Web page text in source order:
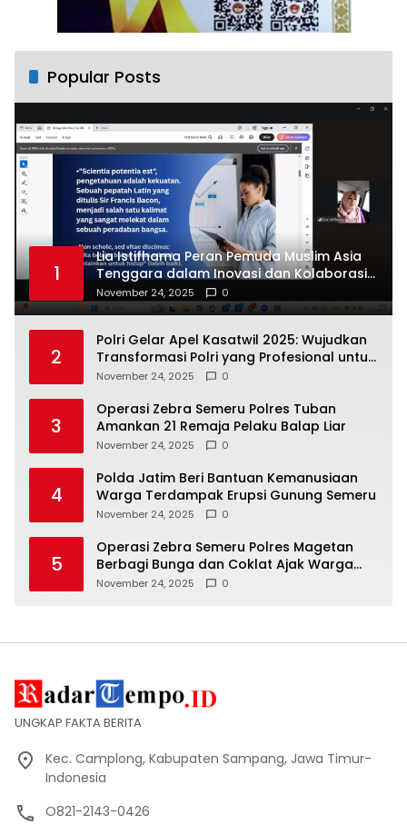
Popular Posts
1
Lia Istifhama Peran Pemuda Muslim Asia
Tenggara dalam Inovasi dan Kolaborasi
Internasional
November 24, 2025 0
2
Polri Gelar Apel Kasatwil 2025: Wujudkan
Transformasi Polri yang Profesional untuk
Masyarakat
November 24, 2025 0
3
Operasi Zebra Semeru Polres Tuban
Amankan 21 Remaja Pelaku Balap Liar
November 24, 2025 0
4
Polda Jatim Beri Bantuan Kemanusiaan
Warga Terdampak Erupsi Gunung Semeru
November 24, 2025 0
5
Operasi Zebra Semeru Polres Magetan
Berbagi Bunga dan Coklat Ajak Warga
Tertib Lalin
November 24, 2025 0
UNGKAP FAKTA BERITA
Kec. Camplong, Kabupaten Sampang, Jawa Timur-
Indonesia
O821-2143-0426